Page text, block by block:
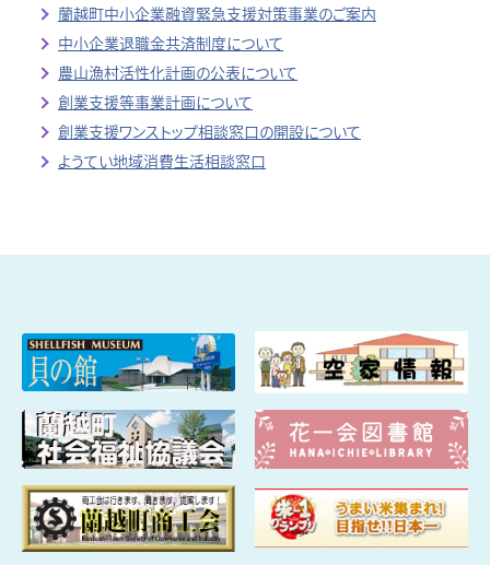
蘭越町中小企業融資緊急支援対策事業のご案内
中小企業退職金共済制度について
農山漁村活性化計画の公表について
創業支援等事業計画について
創業支援ワンストップ相談窓口の開設について
ようてい地域消費生活相談窓口